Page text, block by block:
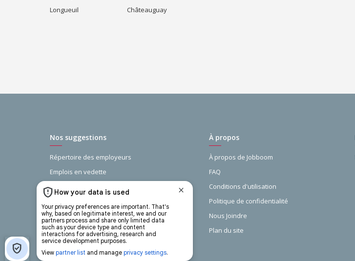
Longueuil
Châteauguay
Nos suggestions
Répertoire des employeurs
Emplois en vedette
Guide de la recherche d’emploi
Les carrières d'avenir
À propos
À propos de Jobboom
FAQ
Conditions d'utilisation
Politique de confidentialité
Nous Joindre
Plan du site